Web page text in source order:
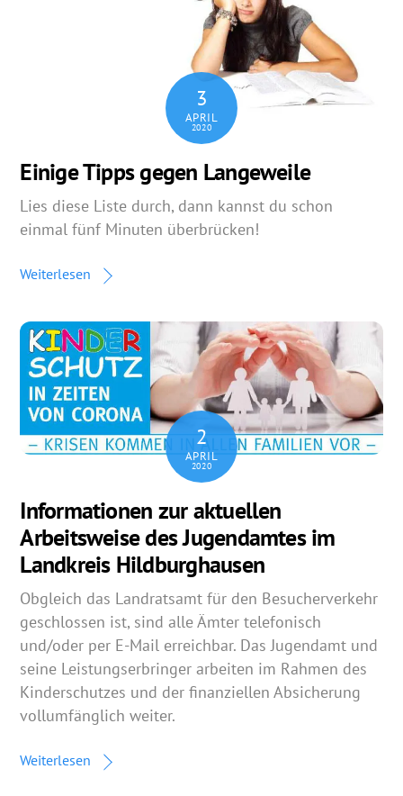
3
APRIL
2020
Einige Tipps gegen Langeweile
Lies diese Liste durch, dann kannst du schon
einmal fünf Minuten überbrücken!
Weiterlesen
2
APRIL
2020
Informationen zur aktuellen
Arbeitsweise des Jugendamtes im
Landkreis Hildburghausen
Obgleich das Landratsamt für den Besucherverkehr
geschlossen ist, sind alle Ämter telefonisch
und/oder per E-Mail erreichbar. Das Jugendamt und
seine Leistungserbringer arbeiten im Rahmen des
Kinderschutzes und der finanziellen Absicherung
vollumfänglich weiter.
Weiterlesen